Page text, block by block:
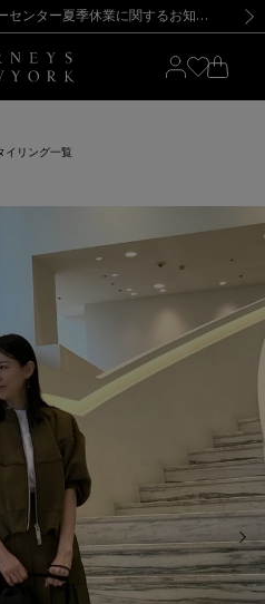
新規登録のお客様も対象！＜MY BARNEYS＞会員のお客様は11,000円（税込）以上のお買上げで常時送料無料！お買い物の際は会員登録を！
停止のお知らせ】(2026.8.7) 【オンラインストア カスタマーセンター夏季休業に関するお知らせ】（2026.8.7）
【夏季休業に伴う返品・交換承り一時停止のお知らせ】（2026.8.5）
によるお荷物のお届けについて
のご案内・ご注意事項 新規登録のお客様も対象！＜MY BARNEYS＞会員のお客様は11,000円（税込）以上のお買上げで常時送料無料！お買い物の際は会員登録を！
停止のお知らせ】(2026.8.7)
イリング一覧